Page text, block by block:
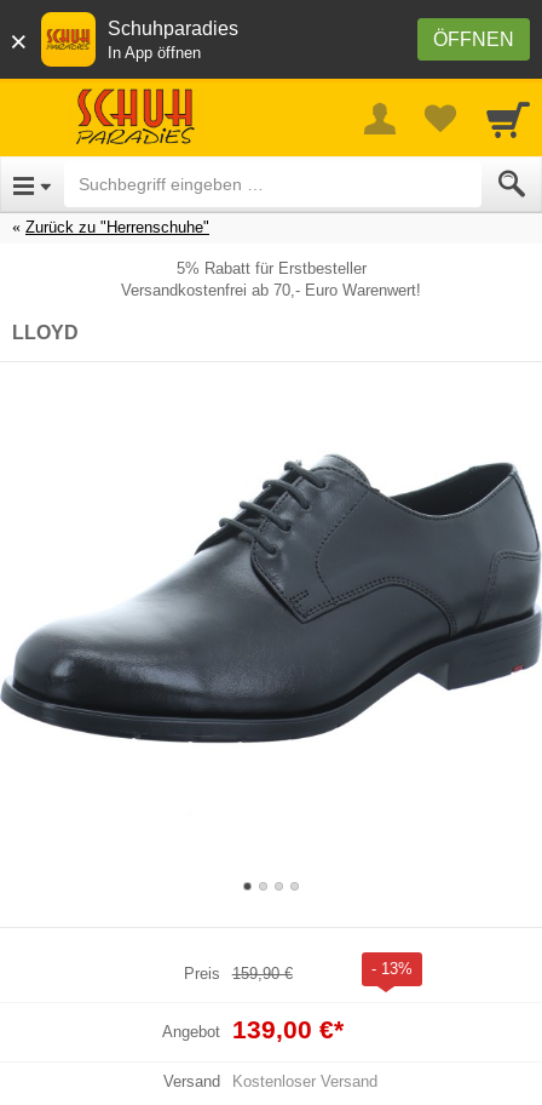
× ÖFFNEN
Schuhparadies
In App öffnen
Zurück zu "Herrenschuhe"
5% Rabatt für Erstbesteller
Versandkostenfrei ab 70,- Euro Warenwert!
LLOYD
Preis 159,90 € - 13%
Angebot 139,00 €*
Versand Kostenloser Versand